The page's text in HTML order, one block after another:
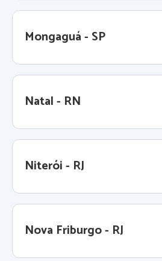
Mongaguá - SP
Natal - RN
Niterói - RJ
Nova Friburgo - RJ